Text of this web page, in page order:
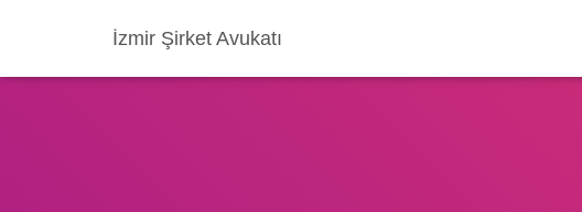
İzmir Şirket Avukatı